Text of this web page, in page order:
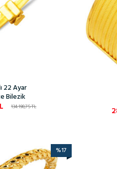
22 Ayar
Bilezik
134.198,75TL
%17